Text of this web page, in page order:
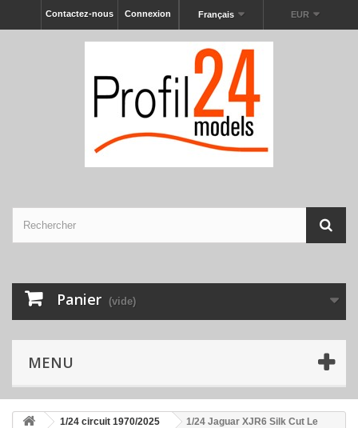
EUR
Français
Connexion
Contactez-nous
Panier (vide)
MENU
1/24 circuit 1970/2025
1/24 Jaguar XJR6 Silk Cut Le